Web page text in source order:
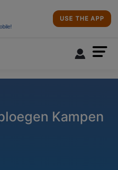
USE THE APP
Kampen